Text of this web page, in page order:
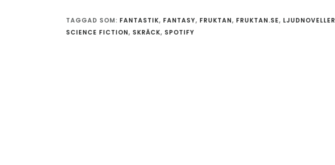
TAGGAD SOM: FANTASTIK, FANTASY, FRUKTAN, FRUKTAN.SE, LJUDNOVELLER
SCIENCE FICTION, SKRÄCK, SPOTIFY